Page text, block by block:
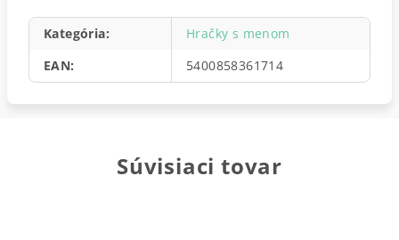
Kategória:
Hračky s menom
EAN: 5400858361714
Súvisiaci tovar